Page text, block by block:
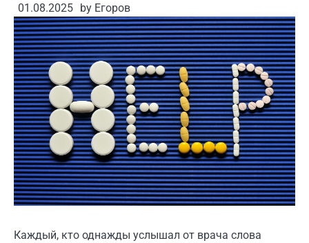
01.08.2025 by Егоров
Каждый, кто однажды услышал от врача слова